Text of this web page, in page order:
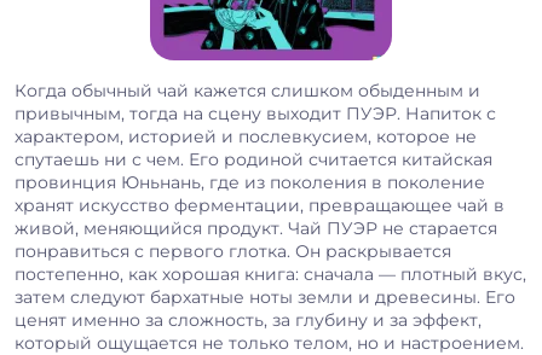
Когда обычный чай кажется слишком обыденным и
привычным, тогда на сцену выходит ПУЭР. Напиток с
характером, историей и послевкусием, которое не
спутаешь ни с чем. Его родиной считается китайская
провинция Юньнань, где из поколения в поколение
хранят искусство ферментации, превращающее чай в
живой, меняющийся продукт. Чай ПУЭР не старается
понравиться с первого глотка. Он раскрывается
постепенно, как хорошая книга: сначала — плотный вкус,
затем следуют бархатные ноты земли и древесины. Его
ценят именно за сложность, за глубину и за эффект,
который ощущается не только телом, но и настроением.